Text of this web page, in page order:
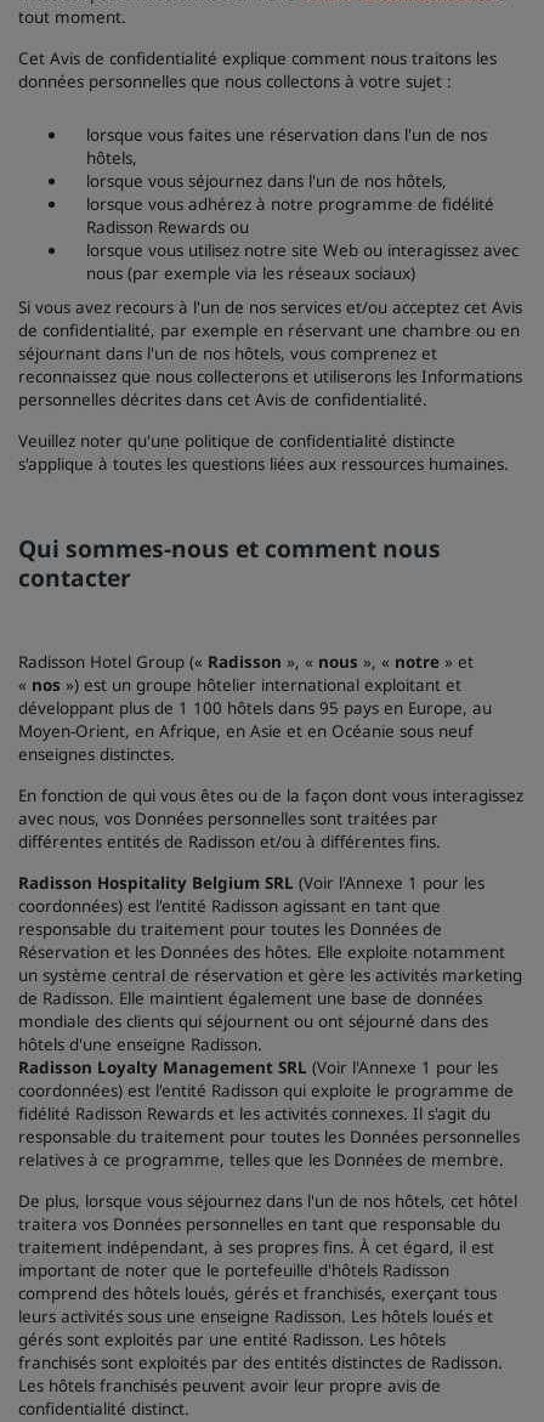
tout moment.
Cet Avis de confidentialité explique comment nous traitons les
données personnelles que nous collectons à votre sujet :
lorsque vous faites une réservation dans l'un de nos
hôtels,
lorsque vous séjournez dans l'un de nos hôtels,
lorsque vous adhérez à notre programme de fidélité
Radisson Rewards ou
lorsque vous utilisez notre site Web ou interagissez avec
nous (par exemple via les réseaux sociaux)
Si vous avez recours à l'un de nos services et/ou acceptez cet Avis
de confidentialité, par exemple en réservant une chambre ou en
séjournant dans l'un de nos hôtels, vous comprenez et
reconnaissez que nous collecterons et utiliserons les Informations
personnelles décrites dans cet Avis de confidentialité.
Veuillez noter qu'une politique de confidentialité distincte
s'applique à toutes les questions liées aux ressources humaines.
Qui sommes-nous et comment nous
contacter
Radisson Hotel Group (« Radisson », « nous », « notre » et
« nos ») est un groupe hôtelier international exploitant et
développant plus de 1 100 hôtels dans 95 pays en Europe, au
Moyen-Orient, en Afrique, en Asie et en Océanie sous neuf
enseignes distinctes.
En fonction de qui vous êtes ou de la façon dont vous interagissez
avec nous, vos Données personnelles sont traitées par
différentes entités de Radisson et/ou à différentes fins.
Radisson Hospitality Belgium SRL (Voir l'Annexe 1 pour les
coordonnées) est l'entité Radisson agissant en tant que
responsable du traitement pour toutes les Données de
Réservation et les Données des hôtes. Elle exploite notamment
un système central de réservation et gère les activités marketing
de Radisson. Elle maintient également une base de données
mondiale des clients qui séjournent ou ont séjourné dans des
hôtels d'une enseigne Radisson.
Radisson Loyalty Management SRL (Voir l'Annexe 1 pour les
coordonnées) est l'entité Radisson qui exploite le programme de
fidélité Radisson Rewards et les activités connexes. Il s'agit du
responsable du traitement pour toutes les Données personnelles
relatives à ce programme, telles que les Données de membre.
De plus, lorsque vous séjournez dans l'un de nos hôtels, cet hôtel
traitera vos Données personnelles en tant que responsable du
traitement indépendant, à ses propres fins. À cet égard, il est
important de noter que le portefeuille d'hôtels Radisson
comprend des hôtels loués, gérés et franchisés, exerçant tous
leurs activités sous une enseigne Radisson. Les hôtels loués et
gérés sont exploités par une entité Radisson. Les hôtels
franchisés sont exploités par des entités distinctes de Radisson.
Les hôtels franchisés peuvent avoir leur propre avis de
confidentialité distinct.